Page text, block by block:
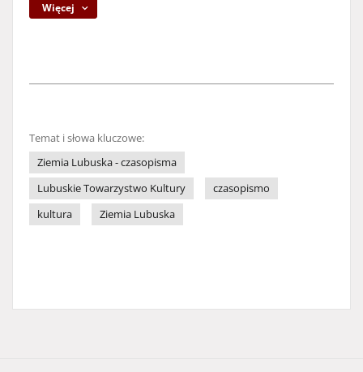
Więcej
Temat i słowa kluczowe:
Ziemia Lubuska - czasopisma
Lubuskie Towarzystwo Kultury
czasopismo
kultura
Ziemia Lubuska